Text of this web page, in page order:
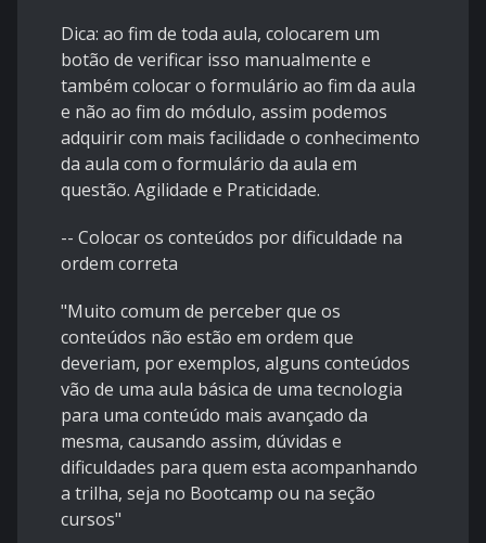
Dica: ao fim de toda aula, colocarem um
botão de verificar isso manualmente e
também colocar o formulário ao fim da aula
e não ao fim do módulo, assim podemos
adquirir com mais facilidade o conhecimento
da aula com o formulário da aula em
questão. Agilidade e Praticidade.
-- Colocar os conteúdos por dificuldade na
ordem correta
"Muito comum de perceber que os
conteúdos não estão em ordem que
deveriam, por exemplos, alguns conteúdos
vão de uma aula básica de uma tecnologia
para uma conteúdo mais avançado da
mesma, causando assim, dúvidas e
dificuldades para quem esta acompanhando
a trilha, seja no Bootcamp ou na seção
cursos"